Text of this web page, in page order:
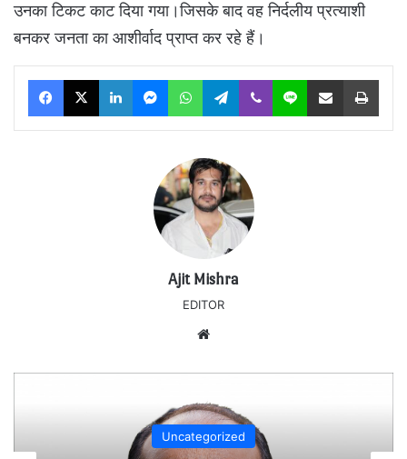
उनका टिकट काट दिया गया।जिसके बाद वह निर्दलीय प्रत्याशी
बनकर जनता का आशीर्वाद प्राप्त कर रहे हैं।
Facebook
X LinkedInMessengerWhatsAppTelegram
Viber Line Share via Email Print
Ajit Mishra
EDITOR
Uncategorized